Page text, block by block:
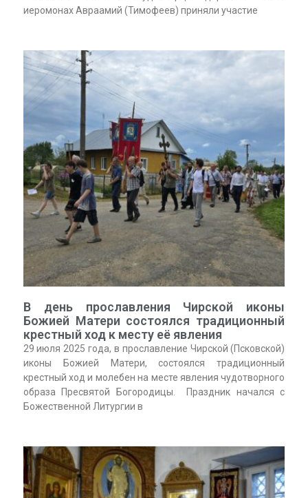
иеромонах Авраамий (Тимофеев) приняли участие
В день прославления Чирской иконы
Божией Матери состоялся традиционный
крестный ход к месту её явления
29 июля 2025 года, в прославление Чирской (Псковской)
иконы Божией Матери, состоялся традиционный
крестный ход и молебен на месте явления чудотворного
образа Пресвятой Богородицы. Праздник начался с
Божественной Литургии в